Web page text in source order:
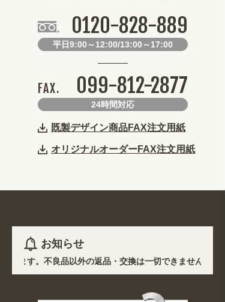
0120-828-889
平日9:00～12:00/13:00～17:00
FAX. 099-812-2877
24時間対応
既製デザイン商品FAX注文用紙
オリジナルオーダーFAX注文用紙
お知らせ
す。不良品以外の返品・交換は一切できません。 /